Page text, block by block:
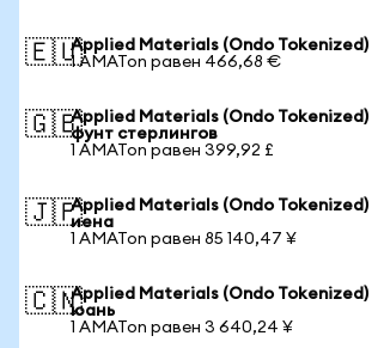
🇪🇺Applied Materials (Ondo Tokenized)
1 AMATon равен 466,68 €
🇬🇧Applied Materials (Ondo Tokenized)
фунт стерлингов
1 AMATon равен 399,92 £
🇯🇵Applied Materials (Ondo Tokenized)
иена
1 AMATon равен 85 140,47 ¥
🇨🇳Applied Materials (Ondo Tokenized)
юань
1 AMATon равен 3 640,24 ¥